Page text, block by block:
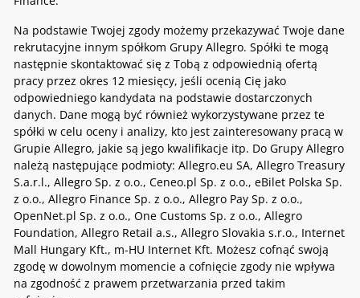
Na podstawie Twojej zgody możemy przekazywać Twoje dane
rekrutacyjne innym spółkom Grupy Allegro. Spółki te mogą
następnie skontaktować się z Tobą z odpowiednią ofertą
pracy przez okres 12 miesięcy, jeśli ocenią Cię jako
odpowiedniego kandydata na podstawie dostarczonych
danych. Dane mogą być również wykorzystywane przez te
spółki w celu oceny i analizy, kto jest zainteresowany pracą w
Grupie Allegro, jakie są jego kwalifikacje itp. Do Grupy Allegro
należą następujące podmioty: Allegro.eu SA, Allegro Treasury
S.a.r.l., Allegro Sp. z o.o., Ceneo.pl Sp. z o.o., eBilet Polska Sp.
z o.o., Allegro Finance Sp. z o.o., Allegro Pay Sp. z o.o.,
OpenNet.pl Sp. z o.o., One Customs Sp. z o.o., Allegro
Foundation, Allegro Retail a.s., Allegro Slovakia s.r.o., Internet
Mall Hungary Kft., m-HU Internet Kft. Możesz cofnąć swoją
zgodę w dowolnym momencie a cofnięcie zgody nie wpływa
na zgodność z prawem przetwarzania przed takim